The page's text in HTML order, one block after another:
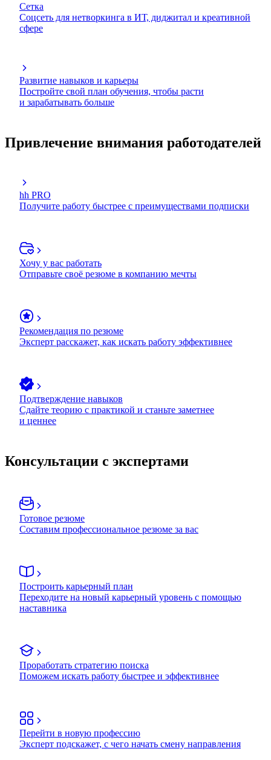
Сетка
Соцсеть для нетворкинга в ИТ, диджитал и креативной
сфере
Развитие навыков и карьеры
Постройте свой план обучения, чтобы расти
и зарабатывать больше
Привлечение внимания работодателей
hh PRO
Получите работу быстрее с преимуществами подписки
Хочу у вас работать
Отправьте своё резюме в компанию мечты
Рекомендация по резюме
Эксперт расскажет, как искать работу эффективнее
Подтверждение навыков
Сдайте теорию с практикой и станьте заметнее
и ценнее
Консультации с экспертами
Готовое резюме
Составим профессиональное резюме за вас
Построить карьерный план
Переходите на новый карьерный уровень с помощью
наставника
Проработать стратегию поиска
Поможем искать работу быстрее и эффективнее
Перейти в новую профессию
Эксперт подскажет, с чего начать смену направления